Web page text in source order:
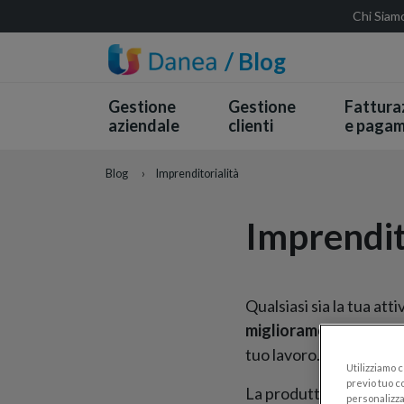
Chi
/ Blog
Gestione
aziendale
Gestione
clienti
e
Blog › Imprenditorialità
Qualsiasi sia la tua
miglioramento
tuo lavoro.
La produttività può
Utilizziamo
previo tuo